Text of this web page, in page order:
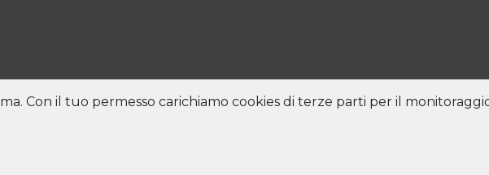
Con il tuo permesso carichiamo cookies di terze parti per il